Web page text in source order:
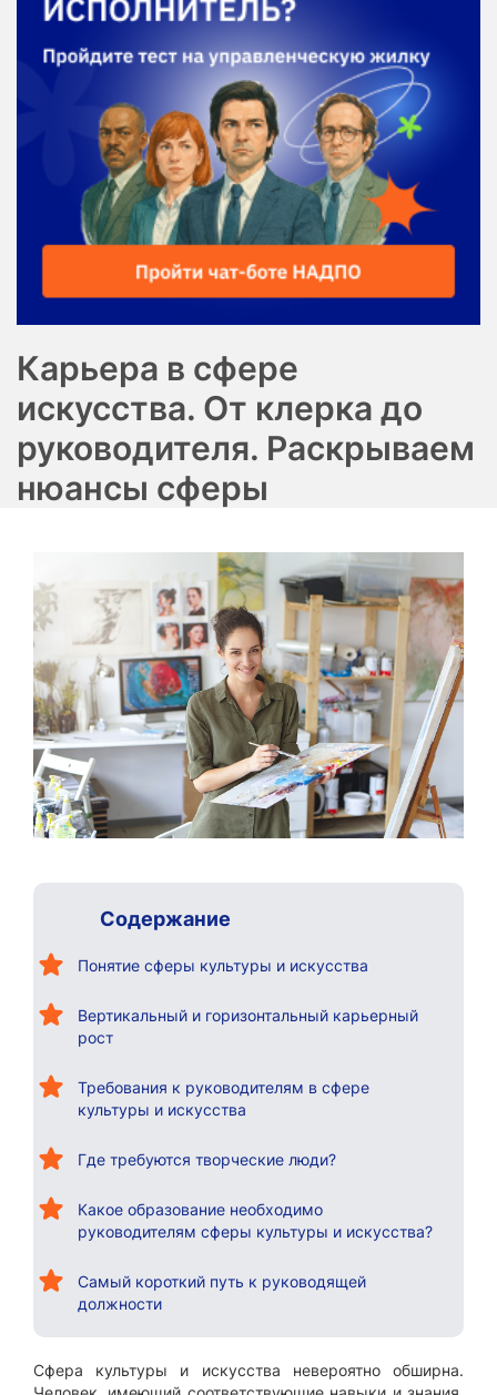
Карьера в сфере
искусства. От клерка до
руководителя. Раскрываем
нюансы сферы
Содержание
Понятие сферы культуры и искусства
Вертикальный и горизонтальный карьерный
рост
Требования к руководителям в сфере
культуры и искусства
Где требуются творческие люди?
Какое образование необходимо
руководителям сферы культуры и искусства?
Самый короткий путь к руководящей
должности
Сфера культуры и искусства невероятно обширна.